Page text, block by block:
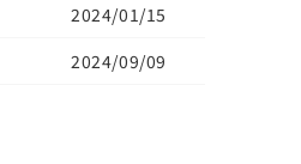
2024/01/15
2024/09/09